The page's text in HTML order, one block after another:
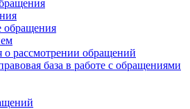
рассмотрении обращений
база в работе с обращениями